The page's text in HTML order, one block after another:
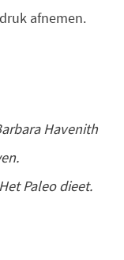
afnemen.
Havenith
Paleo dieet.